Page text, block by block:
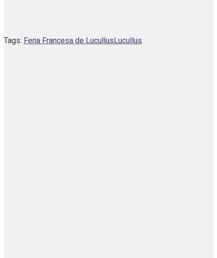
Tags: Feria Francesa de LucullusLucullus